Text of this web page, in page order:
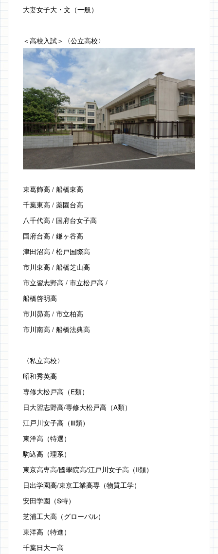
大妻女子大・文（一般）
＜高校入試＞〈公立高校〉
東葛飾高 / 船橋東高
千葉東高 / 薬園台高
八千代高 / 国府台女子高
国府台高 / 鎌ヶ谷高
津田沼高 / 松戸国際高
市川東高 / 船橋芝山高
市立習志野高 / 市立松戸高 /
船橋啓明高
市川昴高 / 市立柏高
市川南高 / 船橋法典高
〈私立高校〉
昭和秀英高
専修大松戸高（E類）
日大習志野高/専修大松戸高（A類）
江戸川女子高（Ⅲ類）
東洋高（特選）
駒込高（理系）
東京高専高/國學院高/江戸川女子高（Ⅱ類）
日出学園高/東京工業高専（物質工学）
安田学園（S特）
芝浦工大高（グローバル）
東洋高（特進）
千葉日大一高